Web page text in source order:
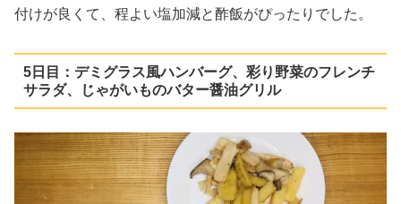
付けが良くて、程よい塩加減と酢飯がぴったりでした。
5日目：デミグラス風ハンバーグ、彩り野菜のフレンチ
サラダ、じゃがいものバター醤油グリル